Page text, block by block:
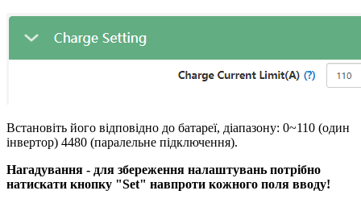
Встановіть його відповідно до батареї, діапазону: 0~110 (один
інвертор) 4480 (паралельне підключення).
Нагадування - для збереження налаштувань потрібно
натискати кнопку "Set" навпроти кожного поля вводу!